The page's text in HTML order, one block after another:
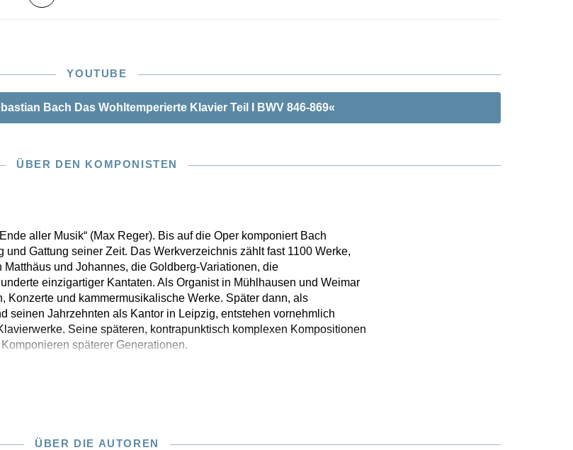
YOUTUBE
Bach Das Wohltemperierte Klavier Teil I BWV 846-869«
ÜBER DEN KOMPONISTEN
aller Musik“ (Max Reger). Bis auf die Oper komponiert Bach
und Gattung seiner Zeit. Das Werkverzeichnis zählt fast 1100 Werke,
und Johannes, die Goldberg-Variationen, die
einzigartiger Kantaten. Als Organist in Mühlhausen und Weimar
Konzerte und kammermusikalische Werke. Später dann, als
seinen Jahrzehnten als Kantor in Leipzig, entstehen vornehmlich
Seine späteren, kontrapunktisch komplexen Kompositionen
späterer Generationen.
ÜBER DIE AUTOREN